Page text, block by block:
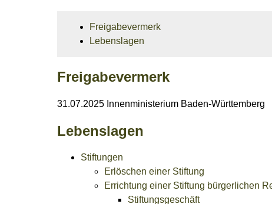
Freigabevermerk
Lebenslagen
Freigabevermerk
31.07.2025 Innenministerium Baden-Württemberg
Lebenslagen
Stiftungen
Erlöschen einer Stiftung
Errichtung einer Stiftung bürgerlichen
Stiftungsgeschäft